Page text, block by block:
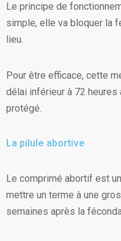
Le principe de
simple, elle va bloquer la
lieu.
Pour être efficace, cette
délai inférieur à 72 heures
protégé.
La pilule abortive
Le comprimé abortif est
mettre un terme à une
semaines après la